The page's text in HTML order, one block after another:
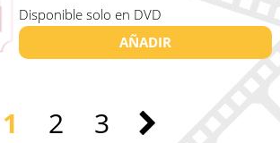
Disponible solo en DVD
AÑADIR
1 2 3